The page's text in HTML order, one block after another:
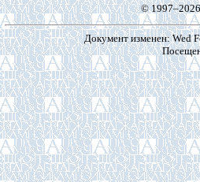
©
Документ изменен: Wed